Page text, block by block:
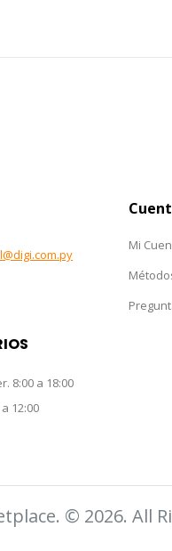
8:00 a 18:00
12:00
Mi
© 2026. All